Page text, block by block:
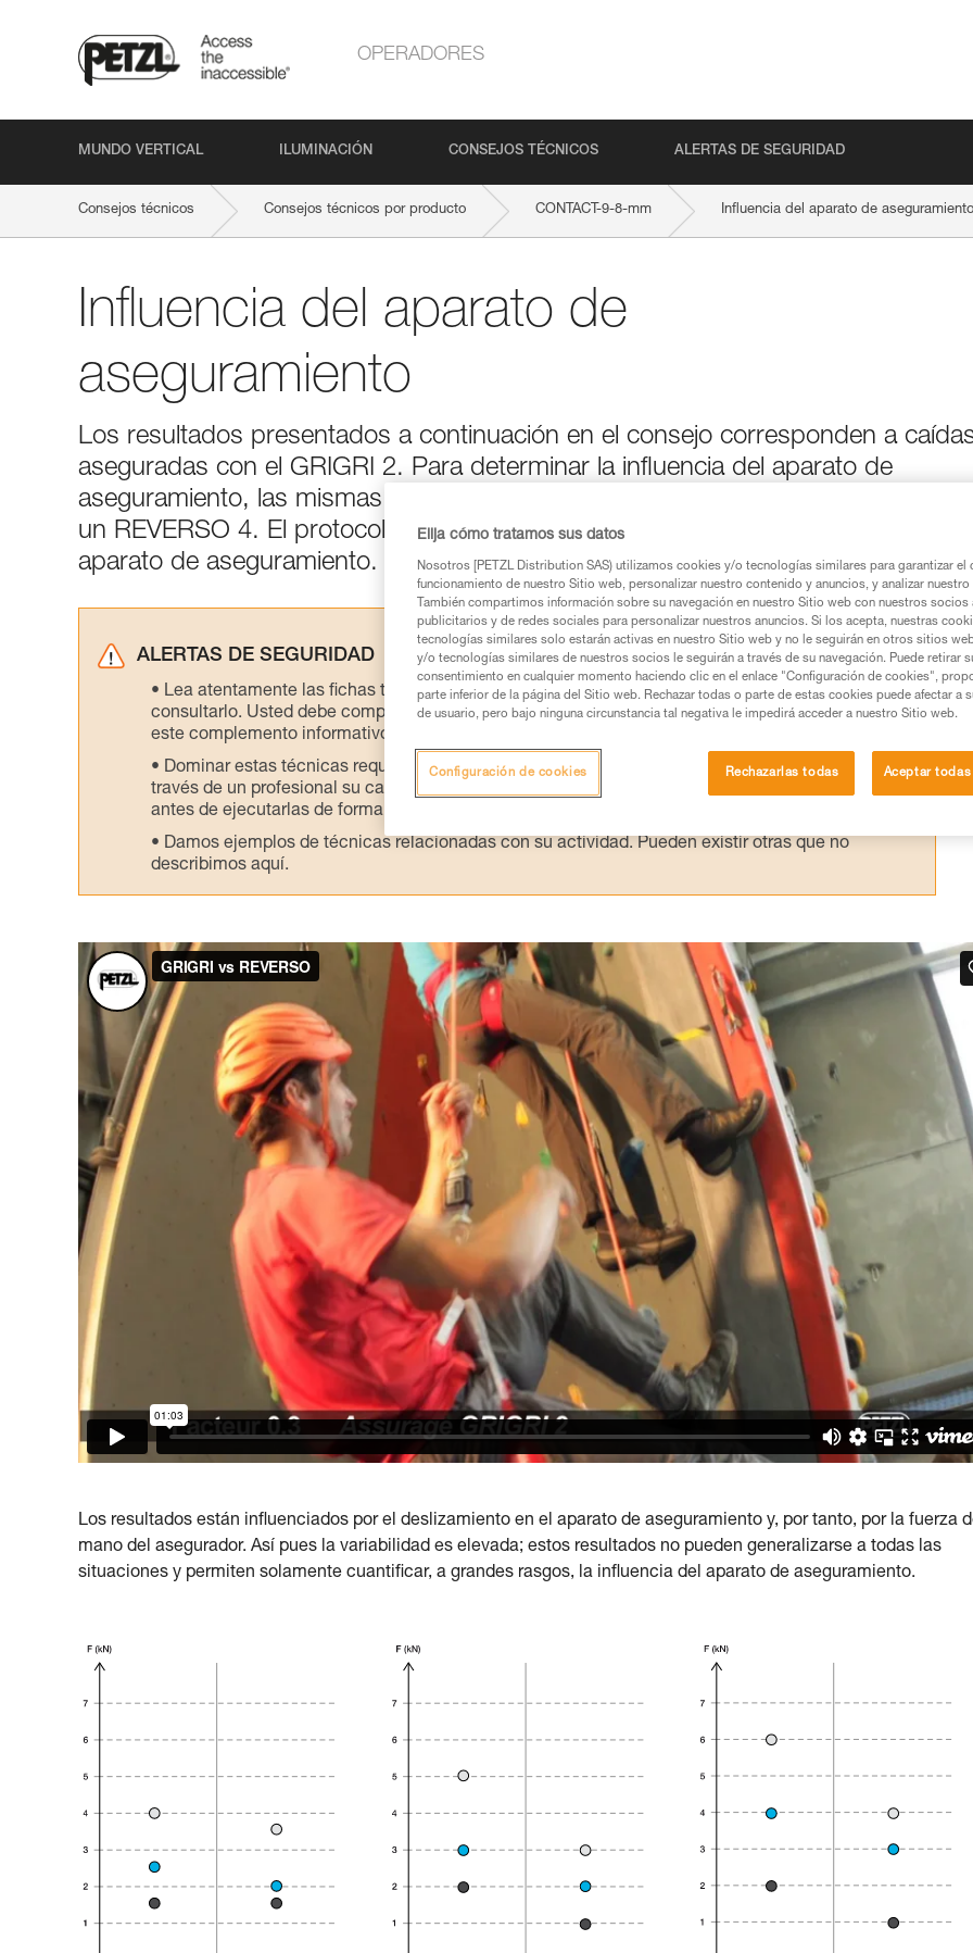
OPERADORES
MUNDO VERTICAL ILUMINACIÓN CONSEJOS TÉCNICOS ALERTAS DE SEGURIDAD
Consejos técnicos Consejos técnicos por producto CONTACT-9-8-mm Influencia del aparato de aseguramiento
Influencia del aparato de
aseguramiento
Los resultados presentados a continuación en el consejo corresponden a
aseguradas con el GRIGRI 2. Para determinar la influencia del aparato de
aseguramiento, las mismas caídas se han repetido reemplazando el GRIGRI 2
un REVERSO 4. El protocolo de ensayo no se ha cambiado: la única variable es
aparato de aseguramiento.
ALERTAS DE SEGURIDAD
Lea atentamente las fichas técnicas de los productos utilizados en este consejo antes de
consultarlo. Usted debe comprender la información de la ficha técnica para poder comprender
este complemento informativo.
Dominar estas técnicas requiere una formación y un entrenamiento específico. Confirme a
través de un profesional su capacidad para ejecutar estas técnicas, solo y con total seguridad,
antes de ejecutarlas de forma autónoma.
Damos ejemplos de técnicas relacionadas con su actividad. Pueden existir otras que no
describimos aquí.
Los resultados están influenciados por el deslizamiento en el aparato de aseguramiento y, por tanto, por la fuerza
mano del asegurador. Así pues la variabilidad es elevada; estos resultados no pueden generalizarse a todas las
situaciones y permiten solamente cuantificar, a grandes rasgos, la influencia del aparato de aseguramiento.
Elija cómo tratamos sus datos
Nosotros [PETZL Distribution SAS) utilizamos cookies y/o tecnologías similares para garantizar el
funcionamiento de nuestro Sitio web, personalizar nuestro contenido y anuncios, y analizar
También compartimos información sobre su navegación en nuestro Sitio web con nuestros socios
publicitarios y de redes sociales para personalizar nuestros anuncios. Si los acepta, nuestras
tecnologías similares solo estarán activas en nuestro Sitio web y no le seguirán en otros sitios
y/o tecnologías similares de nuestros socios le seguirán a través de su navegación. Puede retirar
consentimiento en cualquier momento haciendo clic en el enlace "Configuración de cookies",
parte inferior de la página del Sitio web. Rechazar todas o parte de estas cookies puede afectar a
de usuario, pero bajo ninguna circunstancia tal negativa le impedirá acceder a nuestro Sitio web.
Rechazarlas todas Aceptar
Configuración de cookies